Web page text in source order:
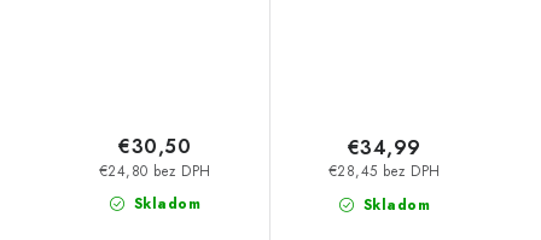
Skladom
€24,80 bez DPH
€30,50
Skladom
€28,45 bez DPH
€34,99